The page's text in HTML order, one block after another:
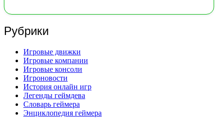
Рубрики
Игровые движки
Игровые компании
Игровые консоли
Игроновости
История онлайн игр
Легенды геймдева
Словарь геймера
Энциклопедия геймера